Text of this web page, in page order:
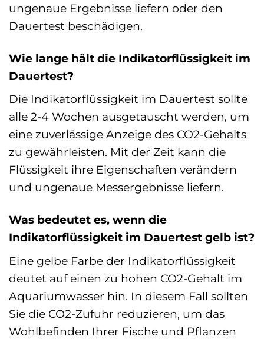
ungenaue Ergebnisse liefern oder den
Dauertest beschädigen.
Wie lange hält die Indikatorflüssigkeit im
Dauertest?
Die Indikatorflüssigkeit im Dauertest sollte
alle 2-4 Wochen ausgetauscht werden, um
eine zuverlässige Anzeige des CO2-Gehalts
zu gewährleisten. Mit der Zeit kann die
Flüssigkeit ihre Eigenschaften verändern
und ungenaue Messergebnisse liefern.
Was bedeutet es, wenn die
Indikatorflüssigkeit im Dauertest gelb ist?
Eine gelbe Farbe der Indikatorflüssigkeit
deutet auf einen zu hohen CO2-Gehalt im
Aquariumwasser hin. In diesem Fall sollten
Sie die CO2-Zufuhr reduzieren, um das
Wohlbefinden Ihrer Fische und Pflanzen